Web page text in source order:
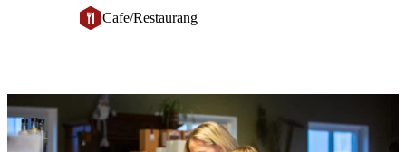
Cafe/Restaurang
Bildspel
med
bilder